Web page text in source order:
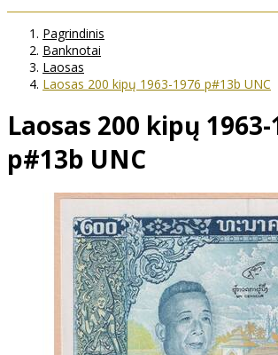
Pagrindinis
Banknotai
Laosas
Laosas 200 kipų 1963-1976 p#13b UNC
Laosas 200 kipų 1963-
p#13b UNC